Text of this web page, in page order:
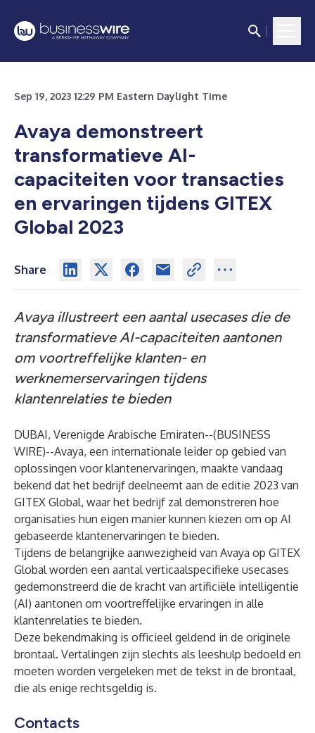
Sep 19, 2023 12:29 PM Eastern Daylight Time
Avaya demonstreert
transformatieve AI-
capaciteiten voor transacties
en ervaringen tijdens GITEX
Global 2023
Share
Avaya illustreert een aantal usecases die de
transformatieve AI-capaciteiten aantonen
om voortreffelijke klanten- en
werknemerservaringen tijdens
klantenrelaties te bieden
DUBAI, Verenigde Arabische Emiraten--(BUSINESS
WIRE)--Avaya, een internationale leider op gebied van
oplossingen voor klantenervaringen, maakte vandaag
bekend dat het bedrijf deelneemt aan de editie 2023 van
GITEX Global, waar het bedrijf zal demonstreren hoe
organisaties hun eigen manier kunnen kiezen om op AI
gebaseerde klantenervaringen te bieden.
Tijdens de belangrijke aanwezigheid van Avaya op GITEX
Globalworden een aantal verticaalspecifieke usecases
gedemonstreerd die de kracht van artificiële intelligentie
(AI) aantonen om voortreffelijke ervaringen in alle
klantenrelaties te bieden.
Deze bekendmaking is officieel geldend in de originele
brontaal. Vertalingen zijn slechts als leeshulp bedoeld en
moeten worden vergeleken met de tekst in de brontaal,
die als enige rechtsgeldig is.
Contacts